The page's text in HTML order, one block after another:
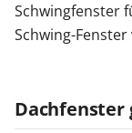
Schwingfenster
Schwing-
Dachfenster